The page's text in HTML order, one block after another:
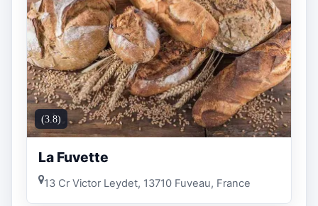
(3.8)
La Fuvette
13 Cr Victor Leydet, 13710 Fuveau, France